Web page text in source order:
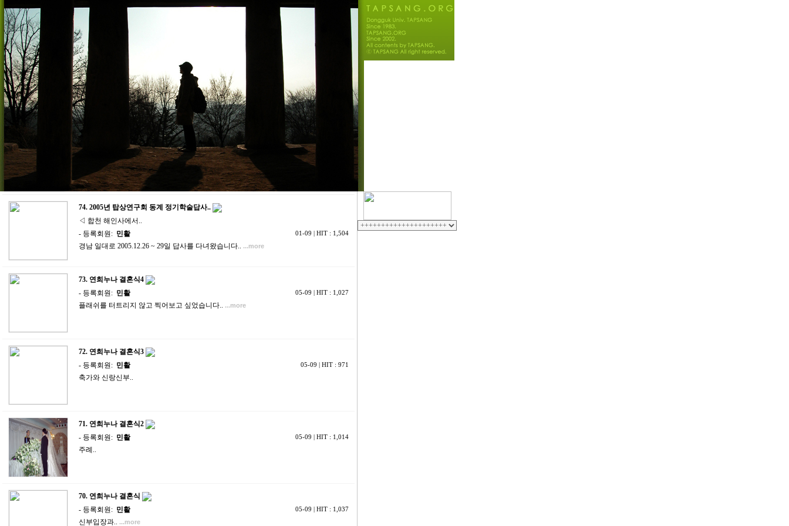
74. 2005년 탑상연구회 동계 정기학술답사..
◁ 합천 해인사에서..
- 등록회원: 민활 01-09 | HIT : 1,504
경남 일대로 2005.12.26 ~ 29일 답사를 다녀왔습니다.. ...more
73. 연희누나 결혼식4
- 등록회원: 민활 05-09 | HIT : 1,027
플래쉬를 터트리지 않고 찍어보고 싶었습니다.. ...more
72. 연희누나 결혼식3
- 등록회원: 민활 05-09 | HIT : 971
축가와 신랑신부..
71. 연희누나 결혼식2
- 등록회원: 민활 05-09 | HIT : 1,014
주례..
70. 연희누나 결혼식
- 등록회원: 민활 05-09 | HIT : 1,037
신부입장과.. ...more